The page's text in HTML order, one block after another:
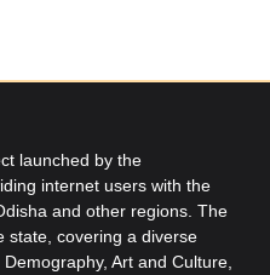
launched by the
internet users with the
and other regions. The
state, covering a diverse
Art and Culture,